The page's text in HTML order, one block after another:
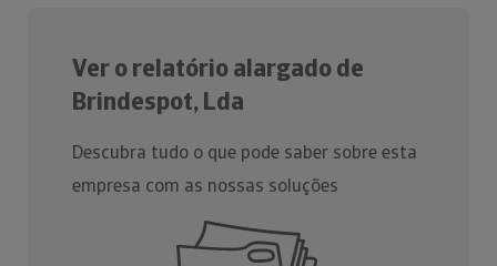
Ver o relatório alargado de
Brindespot, Lda
Descubra tudo o que pode saber sobre esta
empresa com as nossas soluções